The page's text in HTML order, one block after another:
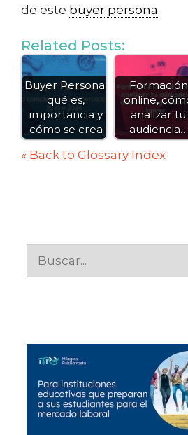
de este buyer persona.
Related Posts:
Buyer Persona:
qué es,
importancia y
cómo se crea
Formación
online,
analizar tu
audiencia…
« Back to Glossary Index